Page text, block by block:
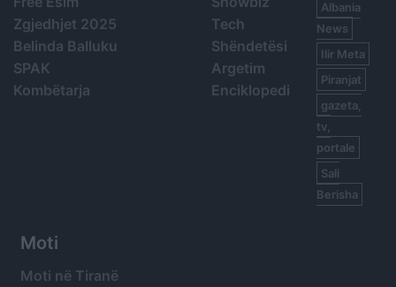
Zgjedhjet 2025
Belinda Balluku
SPAK
Kombëtarja
Tech
Shëndetësi
Argetim
Enciklopedi
Albania
News
Ilir Meta
Piranjat
gazeta,
tv,
portale
Sali
Berisha
Moti
Moti në Tiranë